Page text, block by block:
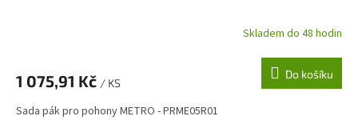
Skladem do 48 hodin
1 075,91 Kč / KS
Do košíku
Sada pák pro pohony METRO - PRME05R01